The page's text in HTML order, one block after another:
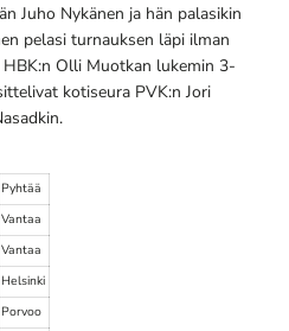
Juho Nykänen ja hän palasikin
pelasi turnauksen läpi ilman
Olli Muotkan lukemin 3-
kotiseura PVK:n Jori
Pyhtää
Vantaa
Vantaa
Helsinki
Porvoo